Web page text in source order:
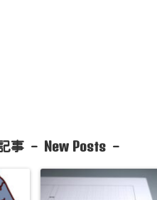
事 - New Posts -